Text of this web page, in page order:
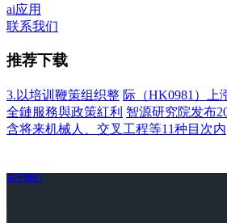
ai应用
联系我们
推荐下载
3.以培训鞭策组织整 际（HK0981）上
全鏈服務與政策紅利 智源研究院发布
含将来机械人、交叉工程等11种目次内
关于我们